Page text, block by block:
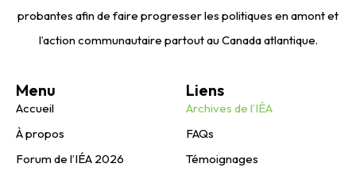
probantes afin de faire progresser les politiques en amont et
l’action communautaire partout au Canada atlantique.
Menu
Accueil
À propos
Forum de l’IÉA 2026
Liens
Archives de l’IÉA
FAQs
Témoignages